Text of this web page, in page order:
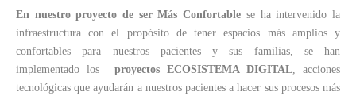
En nuestro proyecto de ser Más Confortable se ha intervenido la
infraestructura con el propósito de tener espacios más amplios y
confortables para nuestros pacientes y sus familias, se han
implementado los proyectos ECOSISTEMA DIGITAL, acciones
tecnológicas que ayudarán a nuestros pacientes a hacer sus procesos más